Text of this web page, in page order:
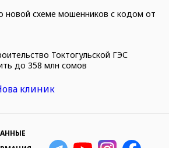
новой схеме мошенников с кодом от
Токтогульской ГЭС
до 358 млн сомов